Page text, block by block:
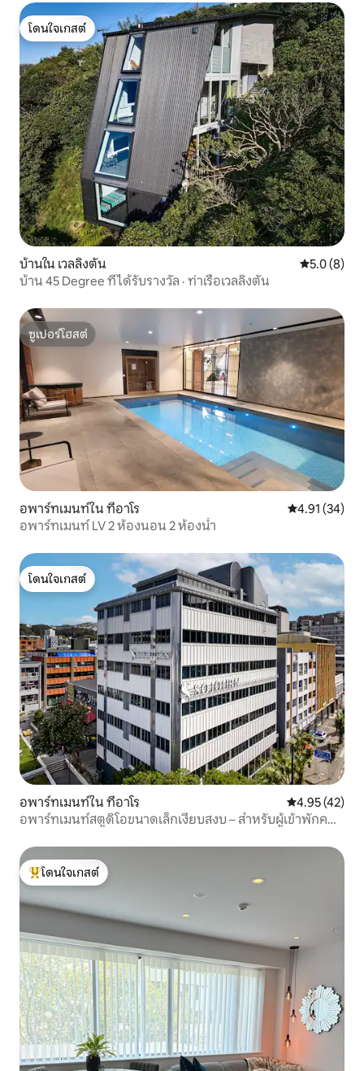
โดนใจเกสต์
โดนใจเกสต์
บ้านใน เวลลิงตัน คะแนนเฉลี่
5.0 (8)
บ้าน 45 Degree ที่ได้รับรางวัล · ท่าเรือเวลลิงตัน
ซูเปอร์โฮสต์
ซูเปอร์โฮสต์
อพาร์ทเมนท์ใน ทีอาโร คะแนนเฉลี่ย
4.91 (34)
อพาร์ทเมนท์ LV 2 ห้องนอน 2 ห้องน้ำ
โดนใจเกสต์
โดนใจเกสต์
อพาร์ทเมนท์ใน ทีอาโร คะแนนเฉลี่ย
4.95 (42)
อพาร์ทเมนท์สตูดิโอขนาดเล็กเงียบสงบ – สำหรับผู้เข้าพักคน
โดนใจเกสต์ที่สุด
โดนใจเกสต์